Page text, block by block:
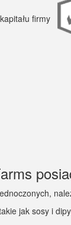
jak sosy i